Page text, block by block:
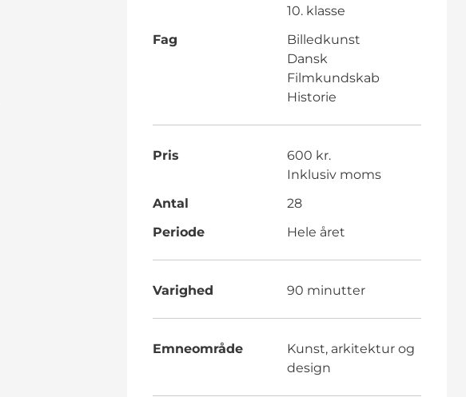
10. klasse
Fag
Billedkunst
Dansk
Filmkundskab
Historie
Pris
600 kr.
Inklusiv moms
Antal
28
Periode
Hele året
Varighed 90 minutter
Emneområde
Kunst, arkitektur og
design